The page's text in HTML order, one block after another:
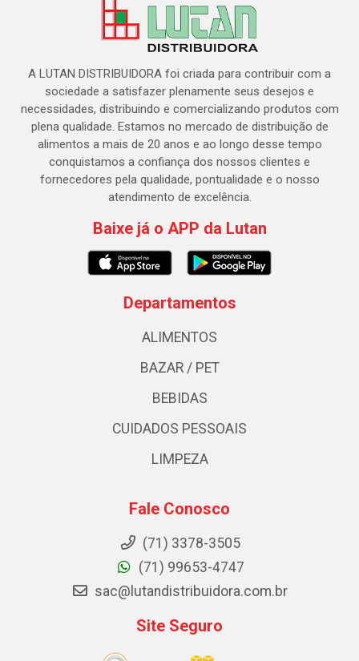
A LUTAN DISTRIBUIDORA foi criada para contribuir com a
sociedade a satisfazer plenamente seus desejos e
necessidades, distribuindo e comercializando produtos com
plena qualidade. Estamos no mercado de distribuição de
alimentos a mais de 20 anos e ao longo desse tempo
conquistamos a confiança dos nossos clientes e
fornecedores pela qualidade, pontualidade e o nosso
atendimento de excelência.
Baixe já o APP da Lutan
Departamentos
ALIMENTOS
BAZAR / PET
BEBIDAS
CUIDADOS PESSOAIS
LIMPEZA
Fale Conosco
(71) 3378-3505
(71) 99653-4747
sac@lutandistribuidora.com.br
Site Seguro